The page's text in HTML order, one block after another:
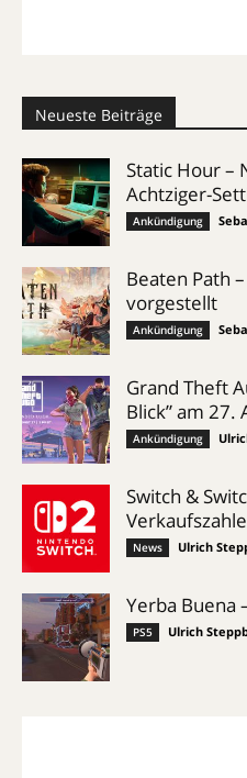
Neueste Beiträge
Static Hour –
Achtziger-
Ankündigung
Beaten Path
vorgestellt
Ankündigung
Grand Theft
Blick” am 27.
Ankündigung
Switch &
News Ulrich
Yerba Buena
PS5 Ulrich